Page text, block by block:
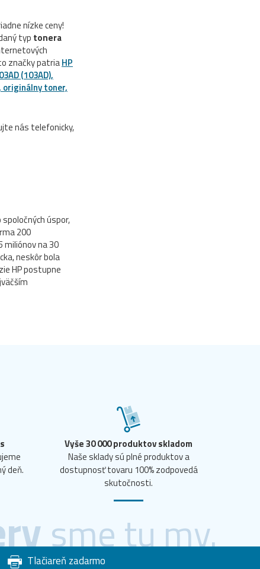
nízke ceny!
typ tonera
značky patriaHP
(103AD),
originálny toner,
nás telefonicky,
úspor,
200
miliónov na 30
neskôr bola
HP postupne
deň.
Vyše 30 000 produktov skladom
Naše sklady sú plné produktov a
dostupnosť tovaru 100% zodpovedá
skutočnosti.
sme tu my.
Tlačiareň zadarmo